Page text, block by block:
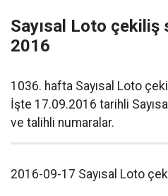
Sayısal Loto çekiliş
2016
1036. hafta Sayısal Loto
İşte 17.09.2016 tarihli
ve talihli numaralar.
2016-09-17 Sayısal Loto